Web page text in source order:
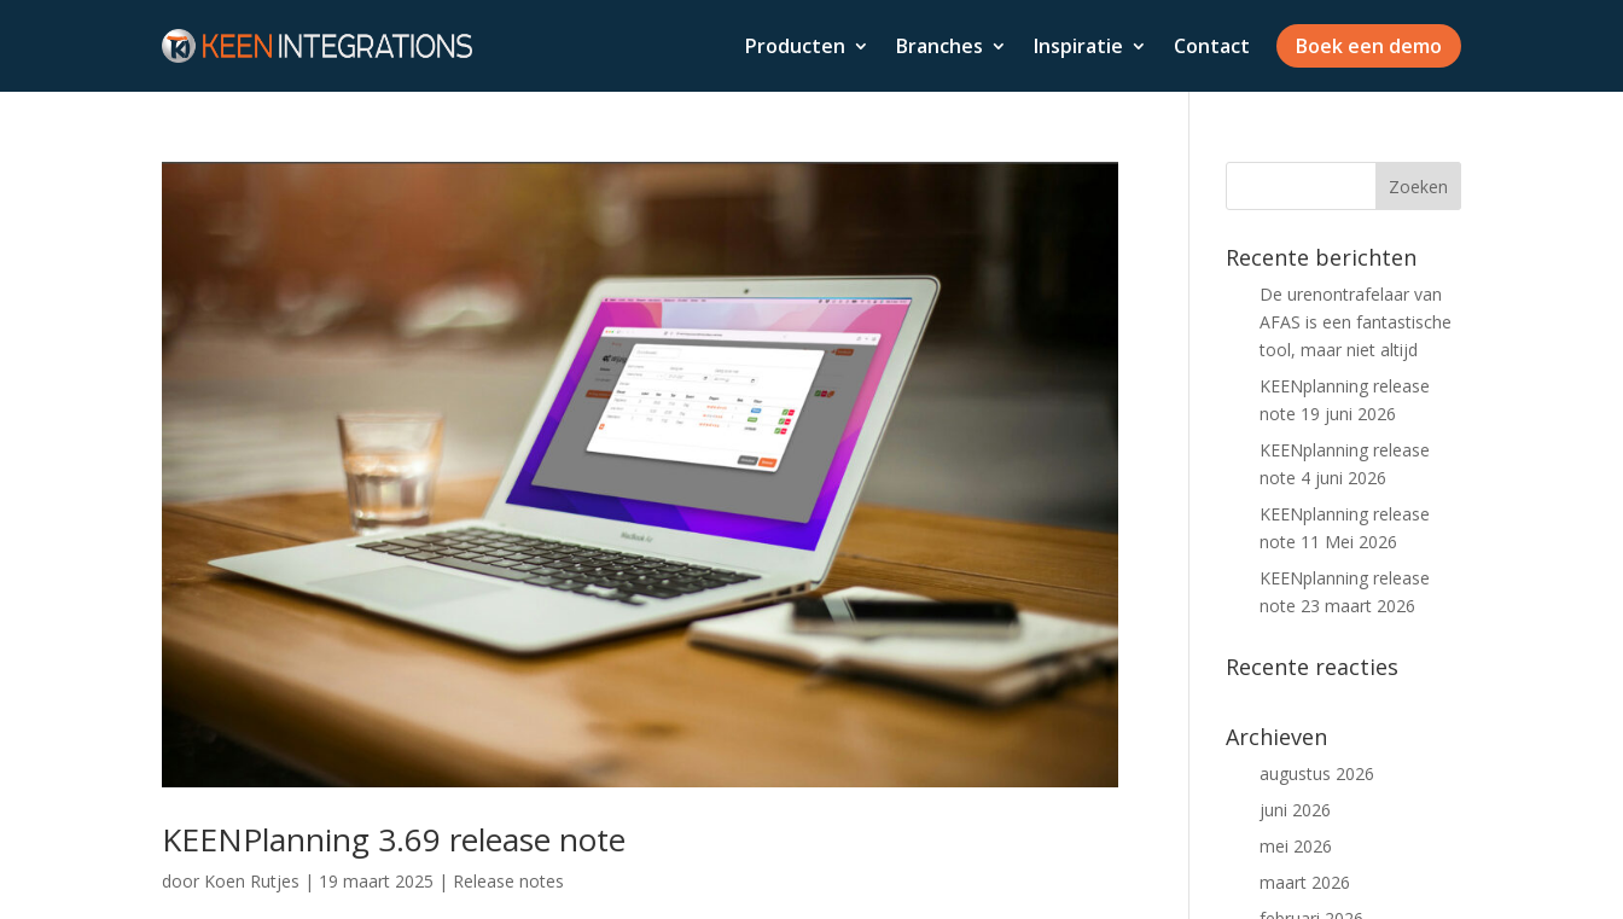
Producten Branches Inspiratie Contact Boek een demo
KEENPlanning 3.69 release note
door Koen Rutjes | 19 maart 2025 | Release notes
Recente berichten
De urenontrafelaar van
AFAS is een fantastische
tool, maar niet altijd
KEENplanning release
note 19 juni 2026
KEENplanning release
note 4 juni 2026
KEENplanning release
note 11 Mei 2026
KEENplanning release
note 23 maart 2026
Recente reacties
Archieven
augustus 2026
juni 2026
mei 2026
maart 2026